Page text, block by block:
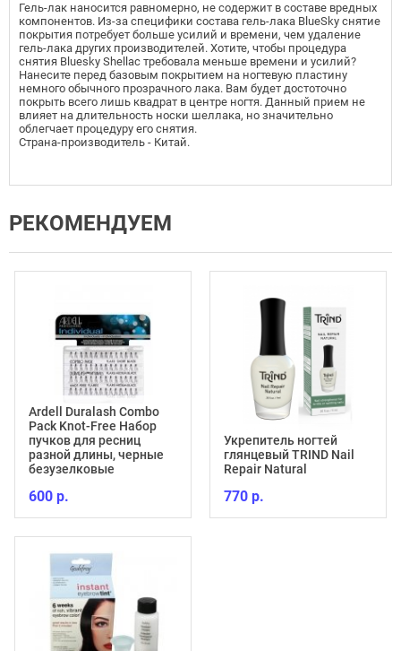
Гель-лак наносится равномерно, не содержит в составе вредных
компонентов. Из-за специфики состава гель-лака BlueSky снятие
покрытия потребует больше усилий и времени, чем удаление
гель-лака других производителей. Хотите, чтобы процедура
снятия Bluesky Shellac требовала меньше времени и усилий?
Нанесите перед базовым покрытием на ногтевую пластину
немного обычного прозрачного лака. Вам будет достоточно
покрыть всего лишь квадрат в центре ногтя. Данный прием не
влияет на длительность носки шеллака, но значительно
облегчает процедуру его снятия.
Страна-производитель - Китай.
РЕКОМЕНДУЕМ
Ardell Duralash Combo
Pack Knot-Free Набор
пучков для ресниц
разной длины, черные
безузелковые
600 р.
Укрепитель ногтей
глянцевый TRIND Nail
Repair Natural
770 р.